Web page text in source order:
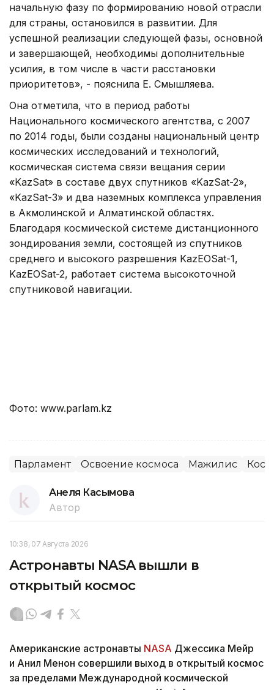
начальную фазу по формированию новой отрасли
для страны, остановился в развитии. Для
успешной реализации следующей фазы, основной
и завершающей, необходимы дополнительные
усилия, в том числе в части расстановки
приоритетов», - пояснила Е. Смышляева.
Она отметила, что в период работы
Национального космического агентства, с 2007
по 2014 годы, были созданы национальный центр
космических исследований и технологий,
космическая система связи вещания серии
«KazSat» в составе двух спутников «KazSat-2»,
«KazSat-3» и два наземных комплекса управления
в Акмолинской и Алматинской областях.
Благодаря космической системе дистанционного
зондирования земли, состоящей из спутников
среднего и высокого разрешения KazEOSat-1,
KazEOSat-2, работает система высокоточной
спутниковой навигации.
Фото: www.parlam.kz
Парламент Освоение космоса Мажилис
Анеля Касымова
Автор
10:38, 07 Августа 2026
Астронавты NASA вышли в
открытый космос
Американские астронавты NASA Джессика Мейр
и Анил Менон совершили выход в открытый космос
за пределами Международной космической